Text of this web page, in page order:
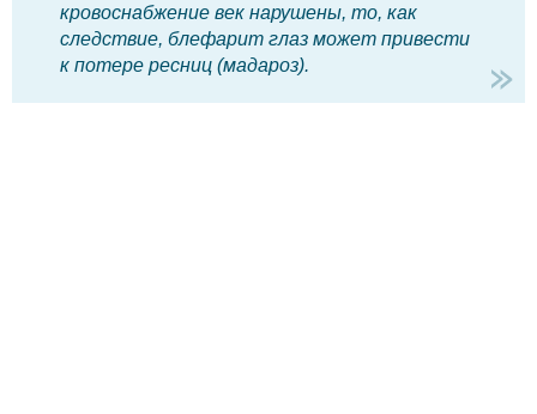
кровоснабжение век нарушены, то, как
следствие, блефарит глаз может привести
к потере ресниц (мадароз).